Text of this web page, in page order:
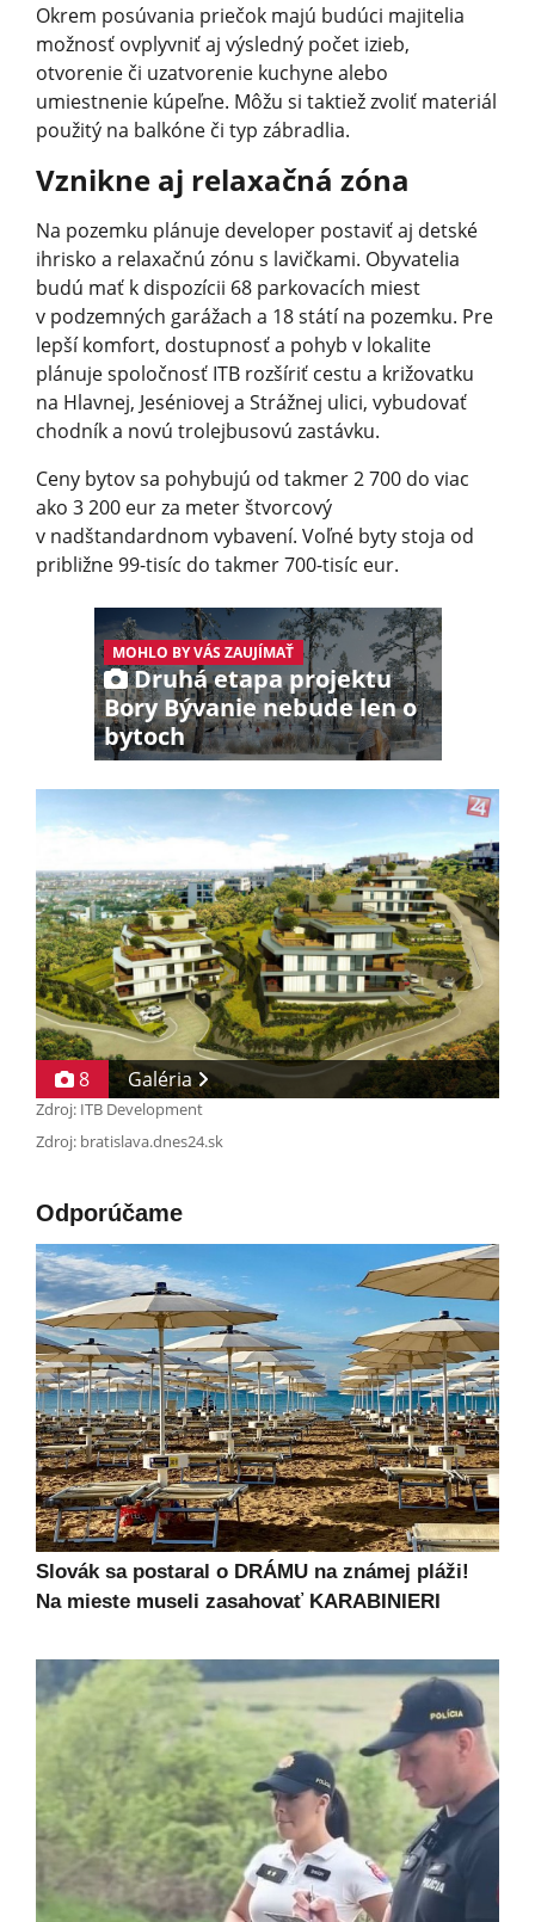
Okrem posúvania priečok majú budúci majitelia
možnosť ovplyvniť aj výsledný počet izieb,
otvorenie či uzatvorenie kuchyne alebo
umiestnenie kúpeľne. Môžu si taktiež zvoliť materiál
použitý na balkóne či typ zábradlia.
Vznikne aj relaxačná zóna
Na pozemku plánuje developer postaviť aj detské
ihrisko a relaxačnú zónu s lavičkami. Obyvatelia
budú mať k dispozícii 68 parkovacích miest
v podzemných garážach a 18 státí na pozemku. Pre
lepší komfort, dostupnosť a pohyb v lokalite
plánuje spoločnosť ITB rozšíriť cestu a križovatku
na Hlavnej, Jeséniovej a Strážnej ulici, vybudovať
chodník a novú trolejbusovú zastávku.
Ceny bytov sa pohybujú od takmer 2 700 do viac
ako 3 200 eur za meter štvorcový
v nadštandardnom vybavení. Voľné byty stoja od
približne 99-tisíc do takmer 700-tisíc eur.
MOHLO BY VÁS ZAUJÍMAŤ
Druhá etapa projektu
Bory Bývanie nebude len o
bytoch
8 Galéria
Zdroj: ITB Development
Zdroj: bratislava.dnes24.sk
Odporúčame
Slovák sa postaral o DRÁMU na známej pláži!
Na mieste museli zasahovať KARABINIERI